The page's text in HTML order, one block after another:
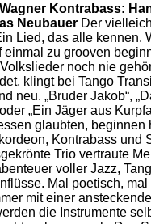
Kontrabass:
Neubauer Der
Lied, das alle kennen.
einmal zu grooven
noch nie
klingt bei Tango
neu. „Bruder Jakob“,
„Ein Jäger aus
glaubten, beginnen
Kontrabass und
Trio vertraute
voller Jazz,
Mal poetisch, mal
mit einer
die Instrumente